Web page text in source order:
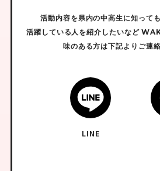
活動内容を県内の中高生に知って
活躍している人を紹介したいなど
味のある方は下記よりご連絡
LINE